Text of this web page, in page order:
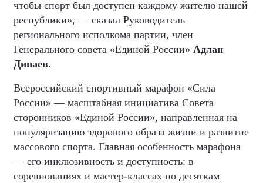
чтобы спорт был доступен каждому жителю нашей
республики», — сказал Руководитель
регионального исполкома партии, член
Генерального совета «Единой России» Адлан
Динаев.
Всероссийский спортивный марафон «Сила
России» — масштабная инициатива Совета
сторонников «Единой России», направленная на
популяризацию здорового образа жизни и развитие
массового спорта. Главная особенность марафона
— его инклюзивность и доступность: в
соревнованиях и мастер-классах по десяткам